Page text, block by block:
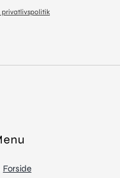
privatlivspolitik
Forside